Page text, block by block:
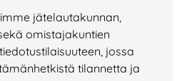
jätelautakunnan,
omistajakuntien
jossa
tilannetta ja